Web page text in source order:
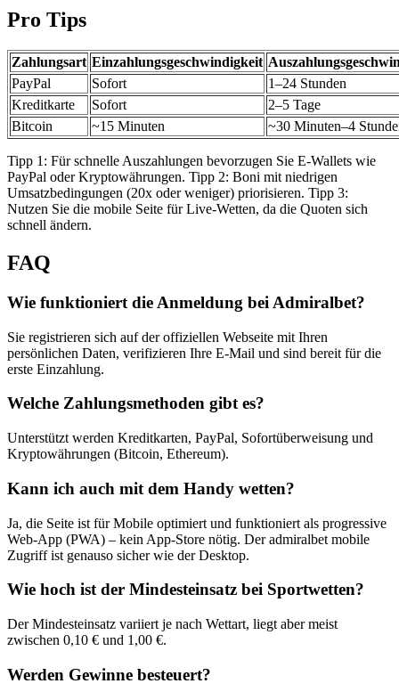
Pro Tips
Zahlungsart Einzahlungsgeschwindigkeit
PayPal
Sofort
1–24 Stunden
Kreditkarte
Sofort
2–5 Tage
Bitcoin
~15 Minuten ~30 Minuten–4
Tipp 1: Für schnelle Auszahlungen bevorzugen Sie E-Wallets wie
PayPal oder Kryptowährungen. Tipp 2: Boni mit niedrigen
Umsatzbedingungen (20x oder weniger) priorisieren. Tipp 3:
Nutzen Sie die mobile Seite für Live-Wetten, da die Quoten sich
schnell ändern.
FAQ
Wie funktioniert die Anmeldung bei Admiralbet?
Sie registrieren sich auf der offiziellen Webseite mit Ihren
persönlichen Daten, verifizieren Ihre E-Mail und sind bereit für die
erste Einzahlung.
Welche Zahlungsmethoden gibt es?
Unterstützt werden Kreditkarten, PayPal, Sofortüberweisung und
Kryptowährungen (Bitcoin, Ethereum).
Kann ich auch mit dem Handy wetten?
Ja, die Seite ist für Mobile optimiert und funktioniert als progressive
Web-App (PWA) – kein App-Store nötig. Der admiralbet mobile
Zugriff ist genauso sicher wie der Desktop.
Wie hoch ist der Mindesteinsatz bei Sportwetten?
Der Mindesteinsatz variiert je nach Wettart, liegt aber meist
zwischen 0,10 € und 1,00 €.
Werden Gewinne besteuert?